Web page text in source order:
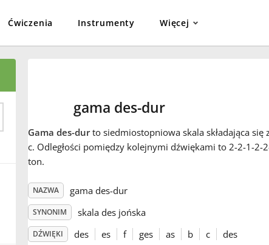
Ćwiczenia Instrumenty Więcej
gama des-dur
Gama des-durto siedmiostopniowa skala składająca się
c. Odległości pomiędzy kolejnymi dźwiękami to 2-2-1-2-
ton.
NAZWA gama des-dur
SYNONIM skala des jońska
DŹWIĘKI des es f ges as b c des